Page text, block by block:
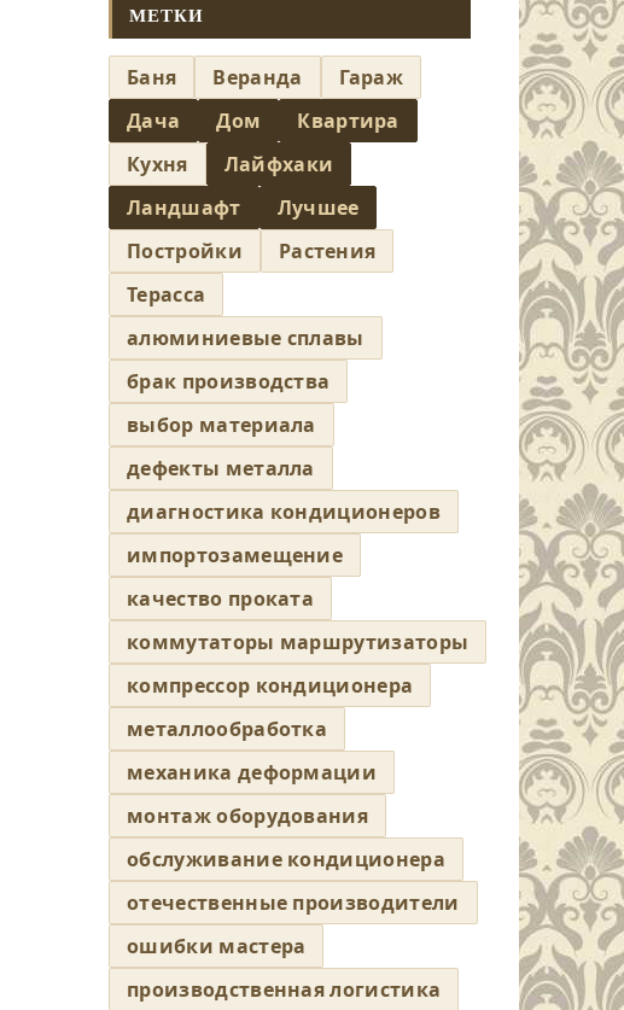
МЕТКИ
Баня Веранда
Гараж
Дача
Дом
Квартира
Кухня
Лайфхаки
Ландшафт
Лучшее
Постройки
Растения
Терасса
алюминиевые сплавы
брак производства
выбор материала
дефекты металла
диагностика кондиционеров
импортозамещение
качество проката
коммутаторы маршрутизаторы
компрессор кондиционера
металлообработка
механика деформации
монтаж оборудования
обслуживание кондиционера
отечественные производители
ошибки мастера
производственная логистика